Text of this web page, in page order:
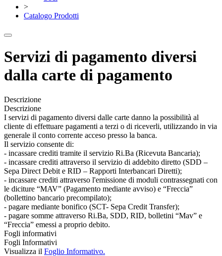
>
Catalogo Prodotti
Servizi di pagamento diversi
dalla carte di pagamento
Descrizione
Descrizione
I servizi di pagamento diversi dalle carte danno la possibilità al
cliente di effettuare pagamenti a terzi o di riceverli, utilizzando in via
generale il conto corrente acceso presso la banca.
Il servizio consente di:
- incassare crediti tramite il servizio Ri.Ba (Ricevuta Bancaria);
- incassare crediti attraverso il servizio di addebito diretto (SDD –
Sepa Direct Debit e RID – Rapporti Interbancari Diretti);
- incassare crediti attraverso l'emissione di moduli contrassegnati con
le diciture “MAV” (Pagamento mediante avviso) e “Freccia”
(bollettino bancario precompilato);
- pagare mediante bonifico (SCT- Sepa Credit Transfer);
- pagare somme attraverso Ri.Ba, SDD, RID, bolletini “Mav” e
“Freccia” emessi a proprio debito.
Fogli informativi
Fogli Informativi
Visualizza il Foglio Informativo.